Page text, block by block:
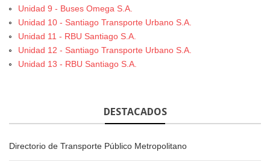
Unidad 9 - Buses Omega S.A.
Unidad 10 - Santiago Transporte Urbano S.A.
Unidad 11 - RBU Santiago S.A.
Unidad 12 - Santiago Transporte Urbano S.A.
Unidad 13 - RBU Santiago S.A.
DESTACADOS
Directorio de Transporte Público Metropolitano